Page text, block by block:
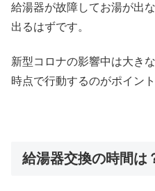
給湯器が故障してお湯が出
出るはずです。
新型コロナの影響中は大き
時点で行動するのがポイント
給湯器交換の時間は